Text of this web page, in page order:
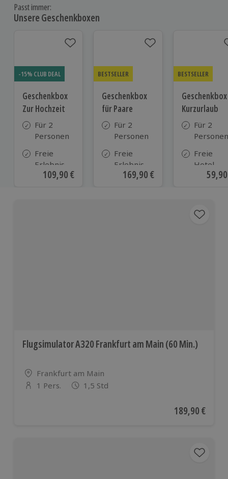
Passt immer:
Unsere Geschenkboxen
-15% CLUB DEAL
Geschenkbox
Zur Hochzeit
Für 2
Personen
Freie
Erlebnis-
Auswahl
Aktueller Preis
109,90 €
BESTSELLER
Geschenkbox
für Paare
Für 2
Personen
Freie
Erlebnis-
Auswahl
Aktueller Preis
169,90 €
BESTSELLER
Geschenkbox
Kurzurlaub
Für 2
Personen
Freie
Hotel-
Auswahl
Flugsimulator A320 Frankfurt am Main (60 Min.)
Standort
Frankfurt am Main
Anzahl der Teilnehmer
1 Pers. 1,5 Std
Aktueller Preis
189,90 €